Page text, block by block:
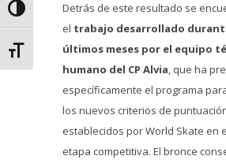
Alternar alto contraste
Alternar tamaño de letra
Detrás de este resultado se
el trabajo desarrollado
últimos meses por el equipo
humano del CP Alvia, que ha
específicamente el programa
los nuevos criterios de
establecidos por World Skate en
etapa competitiva. El bronce